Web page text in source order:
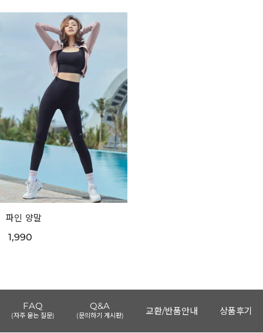
파인 양말
1,990
FAQ
(자주 묻는 질문)
Q&A
(문의하기 게시판) 교환/반품안내 상품후기